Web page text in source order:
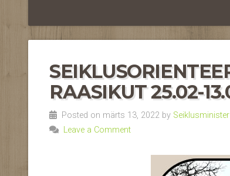
RAASIKUT 25.02-
Posted on märts 13, 2022 by Seiklusminister
Leave a Comment